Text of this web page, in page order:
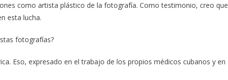
como artista plástico de la fotografía. Como testimonio, creo que
esta lucha.
fotografías?
Eso, expresado en el trabajo de los propios médicos cubanos y en